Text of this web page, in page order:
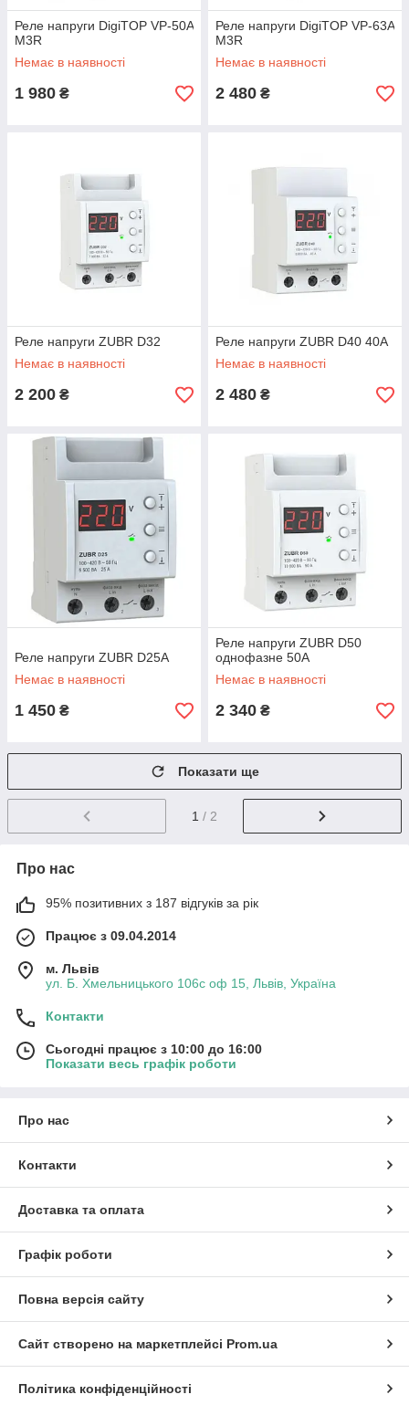
Реле напруги DigiTOP VP-50A
M3R
Немає в наявності
1 980 ₴
Реле напруги DigiTOP VP-63A
M3R
Немає в наявності
2 480 ₴
Реле напруги ZUBR D32
Немає в наявності
2 200 ₴
Реле напруги ZUBR D40 40A
Немає в наявності
2 480 ₴
Реле напруги ZUBR D25А
Немає в наявності
1 450 ₴
Реле напруги ZUBR D50
однофазне 50A
Немає в наявності
2 340 ₴
Показати ще
1 / 2
Про нас
95% позитивних з 187 відгуків за рік
Працює з 09.04.2014
м. Львів
ул. Б. Хмельницького 106с оф 15, Львів, Україна
Контакти
Сьогодні працює з 10:00 до 16:00
Показати весь графік роботи
Про нас
Контакти
Доставка та оплата
Графік роботи
Повна версія сайту
Сайт створено на маркетплейсі Prom.ua
Політика конфіденційності